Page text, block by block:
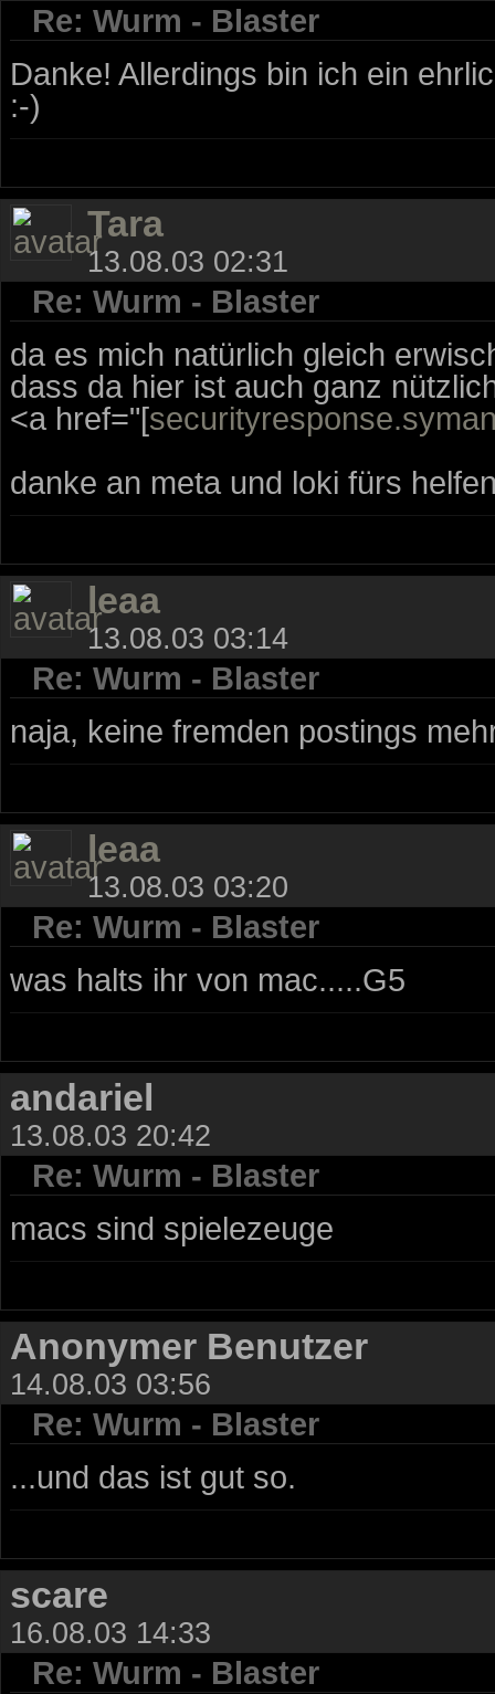
Re: Wurm - Blaster
Danke! Allerdings bin ich ein
:-)
Tara
13.08.03 02:31
Re: Wurm - Blaster
da es mich natürlich gleich
dass da hier ist auch ganz
<a href="[
danke an meta und loki fürs
leaa
13.08.03 03:14
Re: Wurm - Blaster
naja, keine fremden postings
leaa
13.08.03 03:20
Re: Wurm - Blaster
was halts ihr von mac.....G5
andariel
13.08.03 20:42
Re: Wurm - Blaster
macs sind spielezeuge
Anonymer Benutzer
14.08.03 03:56
Re: Wurm - Blaster
...und das ist gut so.
scare
16.08.03 14:33
Re: Wurm - Blaster